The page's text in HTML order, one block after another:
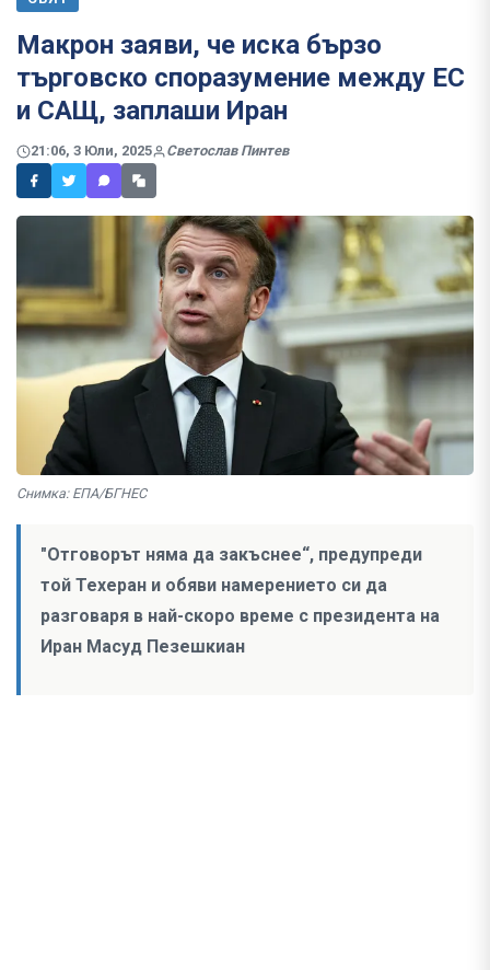
Макрон заяви, че иска бързо
търговско споразумение между ЕС
и САЩ, заплаши Иран
21:06, 3 Юли, 2025 Светослав Пинтев
Снимка: ЕПА/БГНЕС
"Отговорът няма да закъснее“, предупреди
той Техеран и обяви намерението си да
разговаря в най-скоро време с президента на
Иран Масуд Пезешкиан